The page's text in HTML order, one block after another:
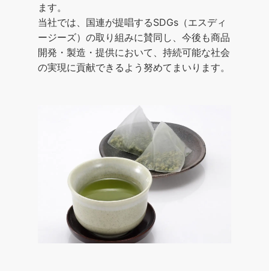
ます。
当社では、国連が提唱するSDGs（エスディ
ージーズ）の取り組みに賛同し、今後も商品
開発・製造・提供において、持続可能な社会
の実現に貢献できるよう努めてまいります。